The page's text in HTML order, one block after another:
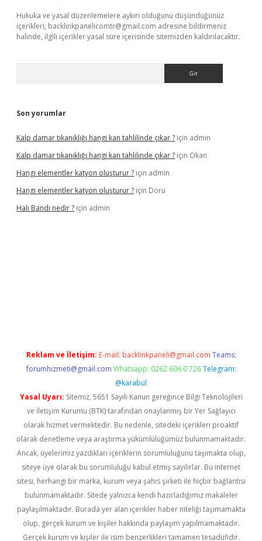
Hukuka ve yasal düzenlemelere aykırı olduğunu düşündüğünüz
içerikleri, backlinkpanelicomtr@gmail.com adresine bildirmeniz
halinde, ilgili içerikler yasal süre içerisinde sitemizden kaldırılacaktır.
Son yorumlar
Kalp damar tıkanıklığı hangi kan tahlilinde çıkar ? için admin
Kalp damar tıkanıklığı hangi kan tahlilinde çıkar ? için Okan
Hangi elementler katyon oluşturur ? için admin
Hangi elementler katyon oluşturur ? için Doru
Halı Bandı nedir ? için admin
Reklam ve İletişim: E-mail: backlinkpaneli@gmail.com Teams:
forumhizmeti@gmail.com Whatsapp: 0262 606 0 726 Telegram:
@karabul
Yasal Uyarı: Sitemiz, 5651 Sayılı Kanun gereğince Bilgi Teknolojileri
ve İletişim Kurumu (BTK) tarafından onaylanmış bir Yer Sağlayıcı
olarak hizmet vermektedir. Bu nedenle, sitedeki içerikleri proaktif
olarak denetleme veya araştırma yükümlülüğümüz bulunmamaktadır.
Ancak, üyelerimiz yazdıkları içeriklerin sorumluluğunu taşımakta olup,
siteye üye olarak bu sorumluluğu kabul etmiş sayılırlar. Bu internet
sitesi, herhangi bir marka, kurum veya şahıs şirketi ile hiçbir bağlantısı
bulunmamaktadır. Sitede yalnızca kendi hazırladığımız makaleler
paylaşılmaktadır. Burada yer alan içerikler haber niteliği taşımamakta
olup, gerçek kurum ve kişiler hakkında paylaşım yapılmamaktadır.
Gerçek kurum ve kişiler ile isim benzerlikleri tamamen tesadüfidir.